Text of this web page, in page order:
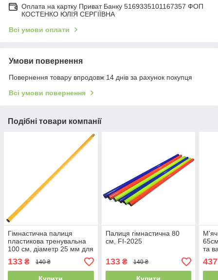
Оплата на картку Приват Банку 5169335101167357 ФОП
КОСТЕНКО ЮЛІЯ СЕРГІЇВНА
Всі умови оплати
Умови повернення
Повернення товару впродовж 14 днів за рахунок покупця
Всі умови повернення
Подібні товари компанії
Гімнастична палиця
пластикова тренувальна
100 см, діаметр 25 мм для
фітнесу, гімнастики та
реабілітації FI-2025-1,
Жовтий
133 ₴ 140 ₴
Палиця гімнастична 80
см, FI-2025
133₴ 140 ₴
М'яч
та
-
437